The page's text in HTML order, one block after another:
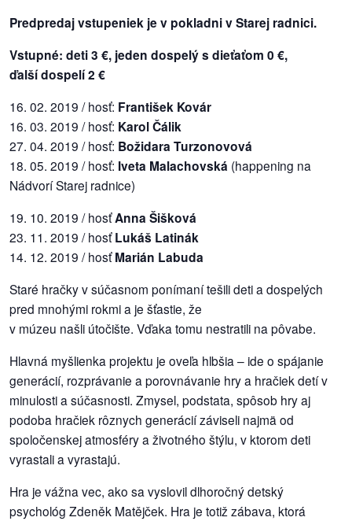
Predpredaj vstupeniek je v pokladni v Starej radnici.
Vstupné: deti 3 €, jeden dospelý s dieťaťom 0 €,
ďalší dospelí 2 €
16. 02. 2019 / hosť: František Kovár
16. 03. 2019 / hosť: Karol Čálik
27. 04. 2019 / hosť: Božidara Turzonovová
18. 05. 2019 / hosť: Iveta Malachovská (happening na
Nádvorí Starej radnice)
19. 10. 2019 / hosťAnna Šišková
23. 11. 2019 / hosťLukáš Latinák
14. 12. 2019 / hosťMarián Labuda
Staré hračky v súčasnom ponímaní tešili deti a dospelých
pred mnohými rokmi a je šťastie, že
v múzeu našli útočište. Vďaka tomu nestratili na pôvabe.
Hlavná myšlienka projektu je oveľa hlbšia – ide o spájanie
generácií, rozprávanie a porovnávanie hry a hračiek detí v
minulosti a súčasnosti. Zmysel, podstata, spôsob hry aj
podoba hračiek rôznych generácií záviseli najmä od
spoločenskej atmosféry a životného štýlu, v ktorom deti
vyrastali a vyrastajú.
Hra je vážna vec, ako sa vyslovil dlhoročný detský
psychológ Zdeněk Matějček. Hra je totiž zábava, ktorá